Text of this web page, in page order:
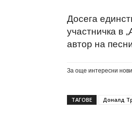
Досега
участничка в
автор на
За още интересни
ТАГОВЕ Доналд